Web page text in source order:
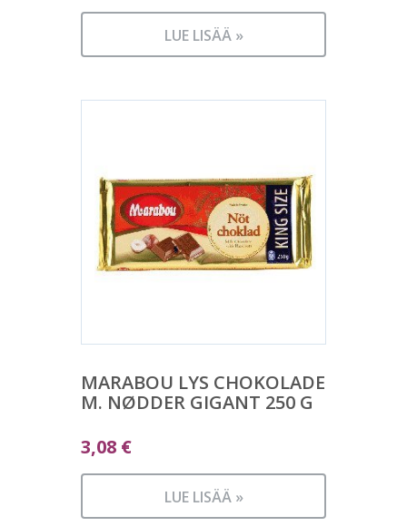
LUE LISÄÄ »
MARABOU LYS CHOKOLADE
M. NØDDER GIGANT 250 G
3,08 €
LUE LISÄÄ »